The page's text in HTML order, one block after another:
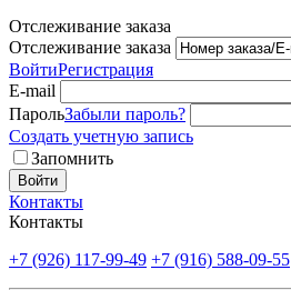
Отслеживание заказа
Отслеживание заказа
ВойтиРегистрация
E-mail
ПарольЗабыли пароль?
Создать учетную запись
Запомнить
Войти
Контакты
Контакты
+7 (926) 117-99-49 +7 (916) 588-09-55